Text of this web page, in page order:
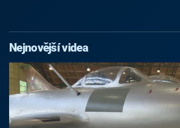
Nejnovější videa